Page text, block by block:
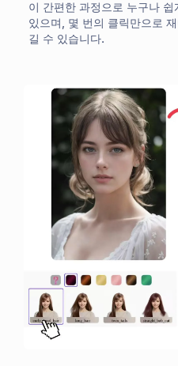
이 간편한 과정으로 누구나
있으며, 몇 번의 클릭만으로
길 수 있습니다.